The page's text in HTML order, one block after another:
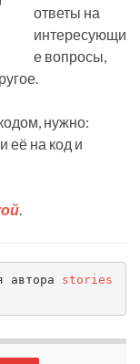
ответы на
интересующи
е вопросы,
нужно:
её на код и
автора stories